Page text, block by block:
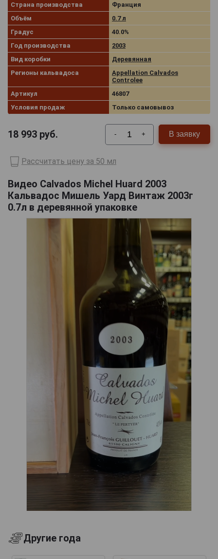
Страна производства
Франция
Объём
0.7 л
Градус
40.0%
Год производства
2003
Вид коробки
Деревянная
Регионы кальвадоса
Appellation Calvados
Controlee
Артикул
46807
Условия продаж
Только самовывоз
18 993 руб. - + В заявку
Рассчитать цену за 50 мл
Видео Calvados Michel Huard 2003
Кальвадос Мишель Уард Винтаж 2003г
0.7л в деревянной упаковке
Другие года